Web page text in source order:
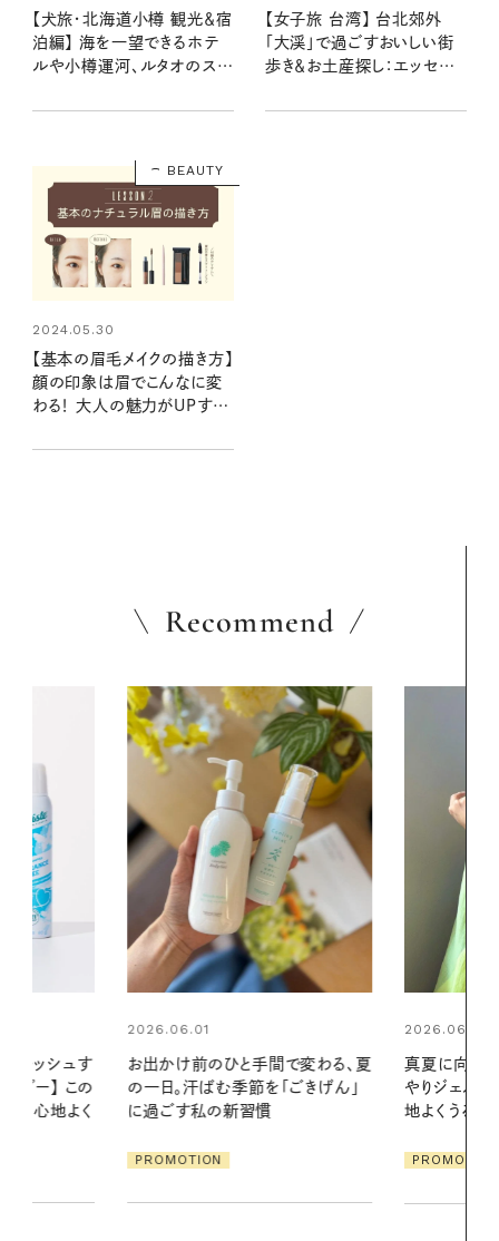
【犬旅・北海道小樽 観光＆宿
泊編】 海を一望できるホテ
ルや小樽運河、ルタオのスイ
んの旅日記
【女子旅 台湾】 台北郊外
「大渓」で過ごすおいしい街
歩き＆お土産探し：エッセイ
行記 第３話
BEAUTY
2024.05.30
【基本の眉毛メイクの描き方】
顔の印象は眉でこんなに変
わる！ 大人の魅力がUPする
Recommend
変わる、夏
ごきげん」
2026.06.01
真夏に向けて、ハーブが香るひん
やりジェルと出合う。暑い季節に心
地よくうるおう、軽やかなボディケ
PROMOTION
2026.06.01
暑い夏のナイ
える夜の爽